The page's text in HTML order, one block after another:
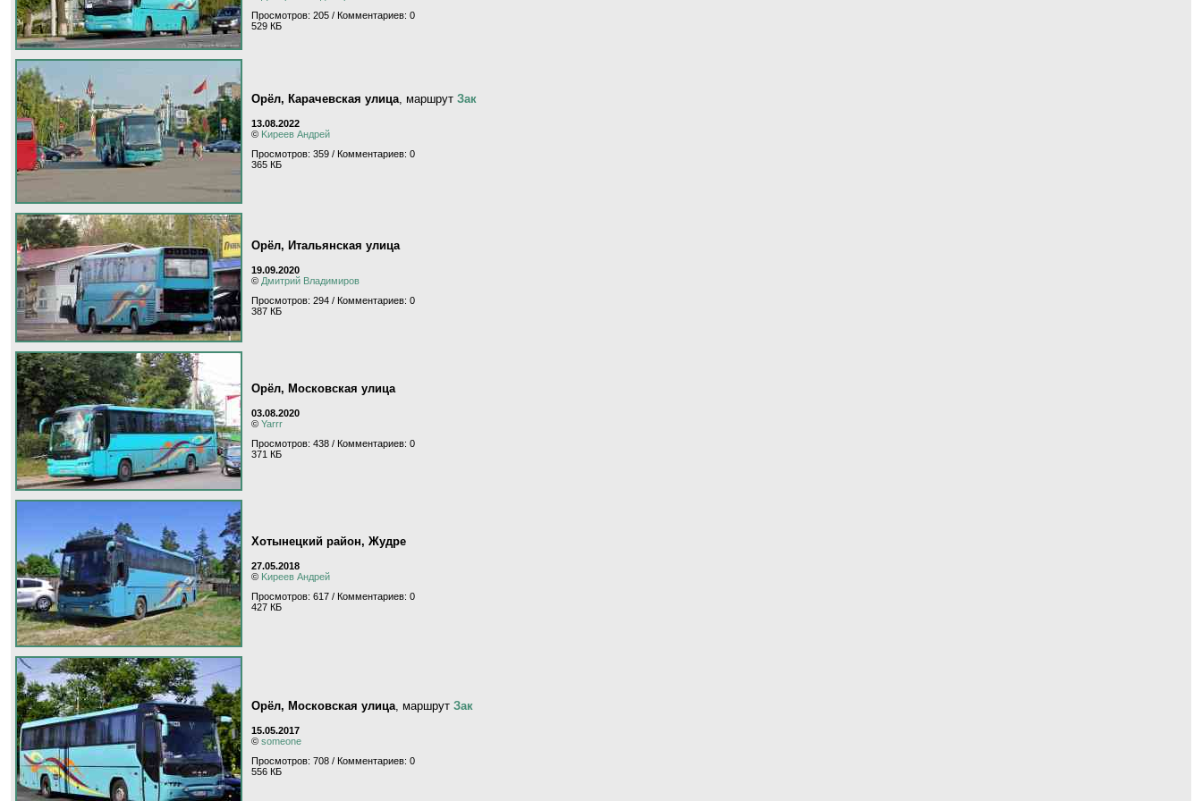
Просмотров: 205 / Комментариев: 0
529 КБ
Орёл, Карачевская улица, маршрут Зак
13.08.2022
© Kиpeeв Aндpeй
Просмотров: 359 / Комментариев: 0
365 КБ
Орёл, Итальянская улица
19.09.2020
© Дмитрий Владимиров
Просмотров: 294 / Комментариев: 0
387 КБ
Орёл, Московская улица
03.08.2020
© Yarrr
Просмотров: 438 / Комментариев: 0
371 КБ
Хотынецкий район, Жудре
27.05.2018
© Kиpeeв Aндpeй
Просмотров: 617 / Комментариев: 0
427 КБ
Орёл, Московская улица, маршрут Зак
15.05.2017
© someone
Просмотров: 708 / Комментариев: 0
556 КБ